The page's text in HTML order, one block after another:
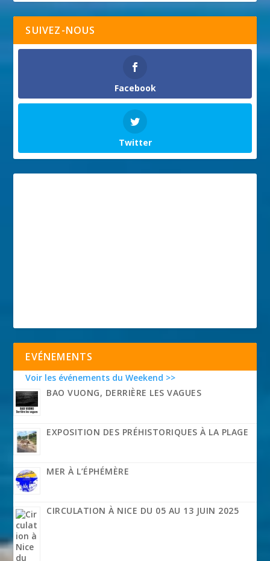
SUIVEZ-NOUS
Facebook
Twitter
EVÉNEMENTS
Voir les événements du Weekend >>
BAO VUONG, DERRIÈRE LES VAGUES
EXPOSITION DES PRÉHISTORIQUES À LA PLAGE
MER À L’ÉPHÉMÈRE
CIRCULATION À NICE DU 05 AU 13 JUIN 2025